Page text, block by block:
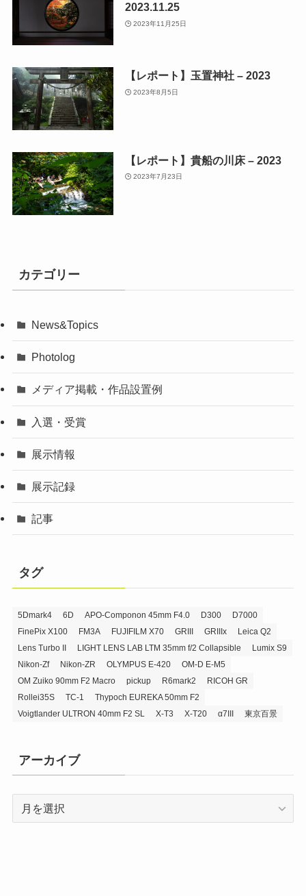
2023.11.25
2023年11月25日
【レポート】玉置神社 – 2023
2023年8月5日
【レポート】貴船の川床 – 2023
2023年7月23日
カテゴリー
News&Topics
Photolog
メディア掲載・作品設置例
入選・受賞
展示情報
展示記録
記事
タグ
5Dmark4 6D APO-Componon 45mm F4.0 D300
D7000
FinePix X100
FM3A FUJIFILM X70 GRIII GRIIIx
Leica Q2
Lens Turbo II
LIGHT LENS LAB LTM 35mm f/2 Collapsible
Lumix S9
Nikon-Zf
Nikon-ZR OLYMPUS E-420
OM-D E-M5
OM Zuiko 90mm F2 Macro
pickup R6mark2
RICOH GR
Rollei35S
TC-1
Thypoch EUREKA 50mm F2
Voigtlander ULTRON 40mm F2 SL
X-T3 X-T20 α7III 東京百景
アーカイブ